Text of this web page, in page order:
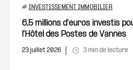
# INVESTISSEMENT IMMOBILIER
6,5 millions d'euros investis
l'Hôtel des Postes de Vannes
23 juillet 2026 3 min de lecture